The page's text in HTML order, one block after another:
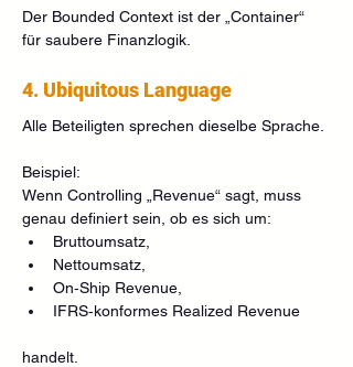
Der Bounded Context ist der „Container“
für saubere Finanzlogik.
4. Ubiquitous Language
Alle Beteiligten sprechen dieselbe Sprache.
Beispiel:
Wenn Controlling „Revenue“ sagt, muss
genau definiert sein, ob es sich um:
Bruttoumsatz,
Nettoumsatz,
On‑Ship Revenue,
IFRS‑konformes Realized Revenue
handelt.